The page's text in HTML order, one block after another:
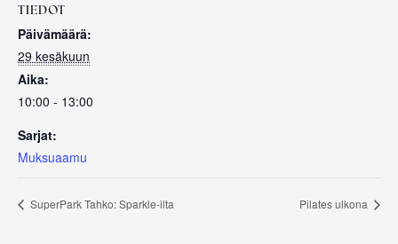
TIEDOT
Päivämäärä:
29 kesäkuun
Aika:
10:00 - 13:00
Sarjat:
Muksuaamu
SuperPark Tahko: Sparkle-ilta Pilates ulkona